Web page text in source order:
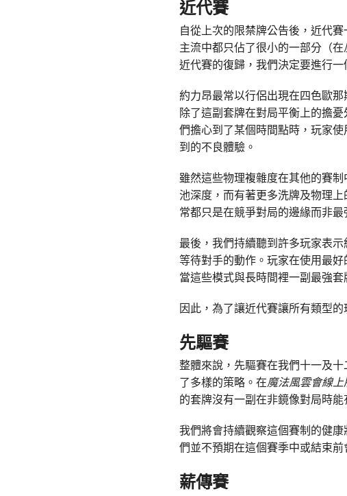
近代賽
自從上次的限禁牌公告後，近代
主流中都只佔了很小的一部分（在
近代賽的復歸，我們決定要進行
約力昂最常以行侶出現在四色歐
除了這副套牌在對局平衡上的擔
們擔心到了某個時間點時，玩家
到的不良體驗。
雖然這些物理複雜度在其他的賽
池深度，而有著更多洗牌及物理
常都只是在競爭對局的邊緣而非最
最後，我們持續聽到許多玩家表
等待對手的動作。玩家在使用最
當這些模式與長時間裡一副最強
因此，為了讓近代賽讓所有類型
先驅賽
整體來說，先驅賽在我們十一及
了多樣的策略。在魔法風雲會線上
的套牌沒有一副在非鏡像對局時
我們將會持續觀察這個賽制的健
們並不預期在這個賽季中或結束前
薪傳賽